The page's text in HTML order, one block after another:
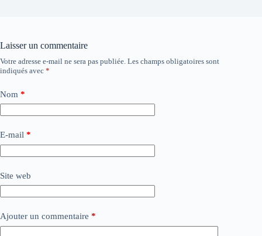
Laisser un commentaire
Votre adresse e-mail ne sera pas publiée. Les champs obligatoires sont
indiqués avec *
Nom *
E-mail *
Site web
Ajouter un commentaire *